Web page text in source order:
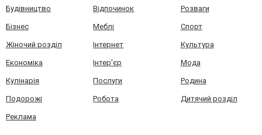
Будівництво Відпочинок Розваги
Бізнес Меблі Спорт
Жіночий розділ Інтернет Культура
Економіка Інтер'єр Мода
Кулінарія Послуги Родина
Подорожі Робота Дитячий розділ
Реклама